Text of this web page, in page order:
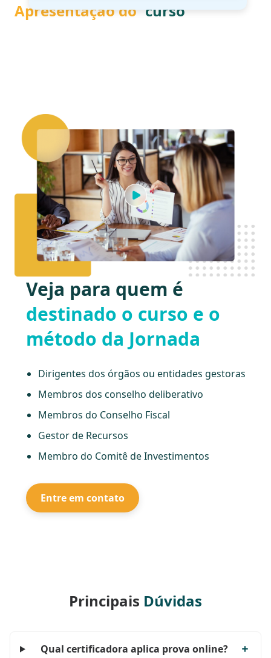
Apresentação do curso
Veja para quem é
destinado o curso e o
método da Jornada
Dirigentes dos órgãos ou entidades gestoras
Membros dos conselho deliberativo
Membros do Conselho Fiscal
Gestor de Recursos
Membro do Comitê de Investimentos
Entre em contato
Principais Dúvidas
Qual certificadora aplica prova online?